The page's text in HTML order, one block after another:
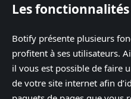
Les
Botify présente plusieurs
profitent à ses utilisateurs.
il vous est possible de faire
de votre site internet afin